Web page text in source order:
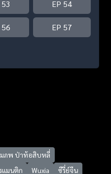
EP 54
56 EP 57
มภพ ป่าท้อสิบหลี่
แมนติก Wuxia
ซีรี่ย์จีน